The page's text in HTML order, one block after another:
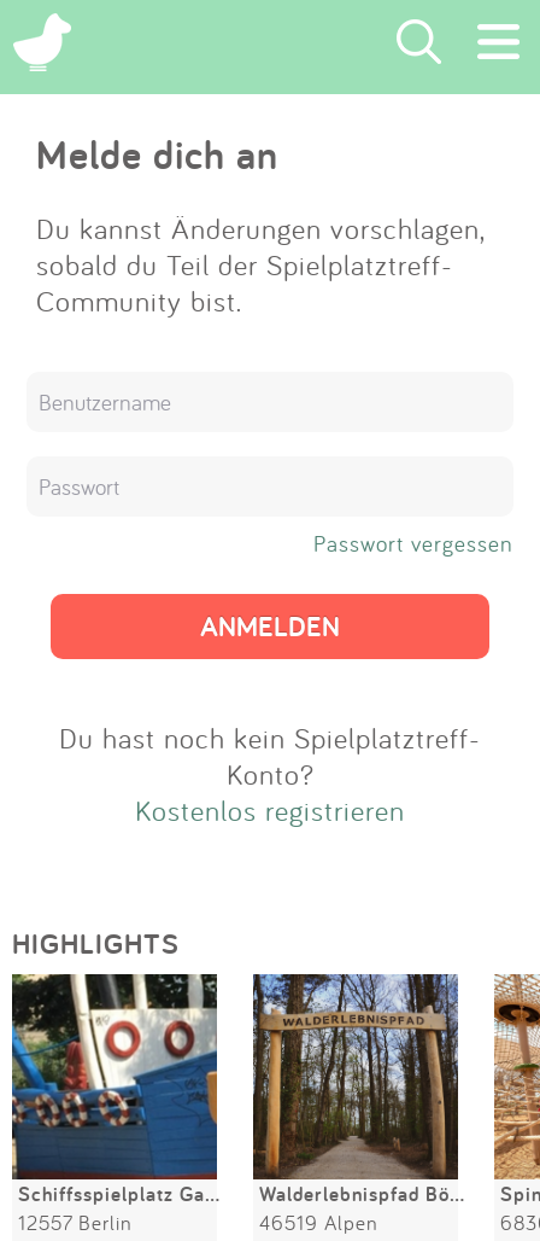
×
Suchen
Eintragen
App
Impressum
Anmelden
Melde dich an
Du kannst Änderungen vorschlagen,
sobald du Teil der Spielplatztreff-
Community bist.
Passwort vergessen
Du hast noch kein Spielplatztreff-
Konto?
Kostenlos registrieren
HIGHLIGHTS
Schiffsspielplatz Gartenstraße
12557 Berlin
Walderlebnispfad Bönninghardt
46519 Alpen